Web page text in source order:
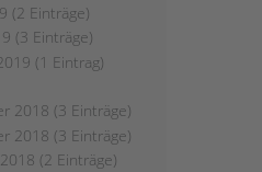
(2 Einträge)
(3 Einträge)
(1 Eintrag)
2018 (3 Einträge)
2018 (3 Einträge)
(2 Einträge)